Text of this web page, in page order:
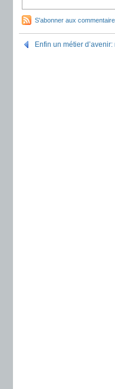
S'abonner aux
Enfin un métier